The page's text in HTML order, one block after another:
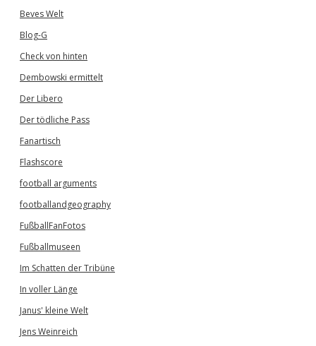
Beves Welt
Blog-G
Check von hinten
Dembowski ermittelt
Der Libero
Der tödliche Pass
Fanartisch
Flashscore
football arguments
footballandgeography
FußballFanFotos
Fußballmuseen
Im Schatten der Tribüne
In voller Länge
Janus' kleine Welt
Jens Weinreich